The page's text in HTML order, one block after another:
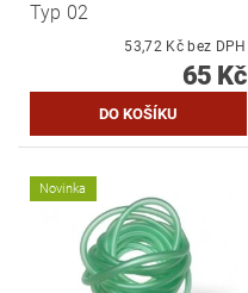
Typ 02
53,72 Kč bez DPH
65 Kč
Novinka